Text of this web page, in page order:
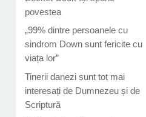
povestea
„99% dintre persoanele cu
sindrom Down sunt fericite cu
viața lor”
Tinerii danezi sunt tot mai
interesați de Dumnezeu și de
Scriptură